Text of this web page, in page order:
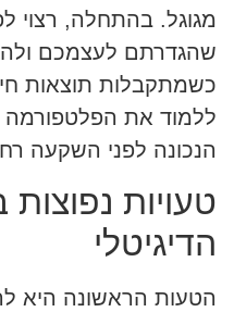
מגוגל. בהתחלה, רצוי
שהגדרתם לעצמכם
כשמתקבלות תוצאות
ללמוד את הפלטפורמה
הנכונה לפני השקעה
טעויות נפוצות
הדיגיטלי
הטעות הראשונה היא